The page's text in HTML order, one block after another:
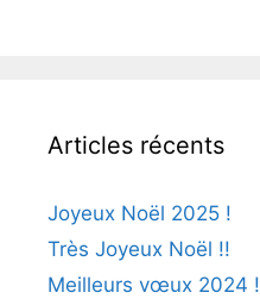
Articles récents
Joyeux Noël 2025 !
Très Joyeux Noël !!
Meilleurs vœux 2024 !